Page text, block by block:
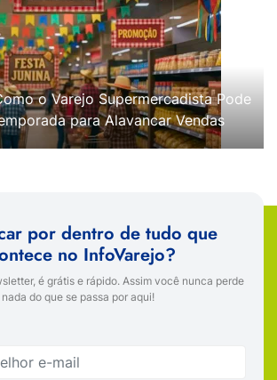
o Varejo Supermercadista Pode
para Alavancar Vendas
por dentro de tudo que
no InfoVarejo?
é grátis e rápido. Assim você nunca perde
nada do que se passa por aqui!